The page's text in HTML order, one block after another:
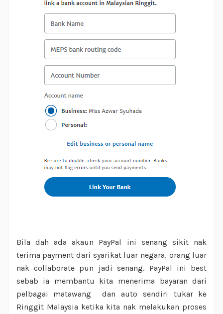
Bila dah ada akaun PayPal ini senang sikit nak
terima payment dari syarikat luar negara, orang luar
nak collaborate pun jadi senang. PayPal ini best
sebab ia membantu kita menerima bayaran dari
pelbagai matawang dan auto sendiri tukar ke
Ringgit Malaysia ketika kita nak melakukan proses